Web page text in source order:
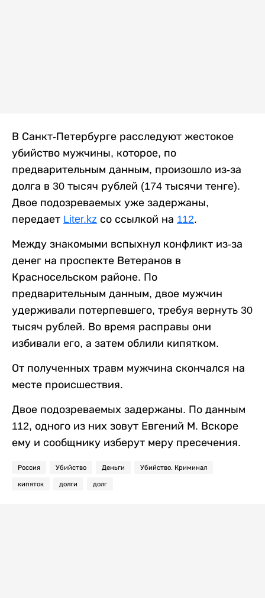
В Санкт-Петербурге расследуют жестокое
убийство мужчины, которое, по
предварительным данным, произошло из-за
долга в 30 тысяч рублей (174 тысячи тенге).
Двое подозреваемых уже задержаны,
передает Liter.kz со ссылкой на 112.
Между знакомыми вспыхнул конфликт из-за
денег на проспекте Ветеранов в
Красносельском районе. По
предварительным данным, двое мужчин
удерживали потерпевшего, требуя вернуть 30
тысяч рублей. Во время расправы они
избивали его, а затем облили кипятком.
От полученных травм мужчина скончался на
месте происшествия.
Двое подозреваемых задержаны. По данным
112, одного из них зовут Евгений М. Вскоре
ему и сообщнику изберут меру пресечения.
Россия Убийство Деньги Убийство. Криминал
кипяток долги долг